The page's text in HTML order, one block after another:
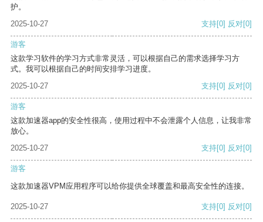
护。
2025-10-27
支持[0] 反对[0]
游客
这款学习软件的学习方式非常灵活，可以根据自己的需求选择学习方
式。我可以根据自己的时间安排学习进度。
2025-10-27
支持[0] 反对[0]
游客
这款加速器app的安全性很高，使用过程中不会泄露个人信息，让我非常
放心。
2025-10-27
支持[0] 反对[0]
游客
这款加速器VPM应用程序可以给你提供全球覆盖和最高安全性的连接。
2025-10-27 支持[0] 反对[0]